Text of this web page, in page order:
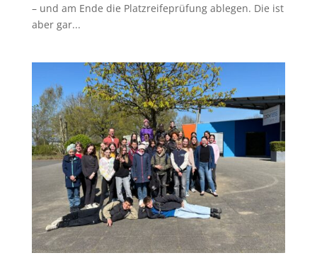
– und am Ende die Platzreifeprüfung ablegen. Die ist
aber gar...